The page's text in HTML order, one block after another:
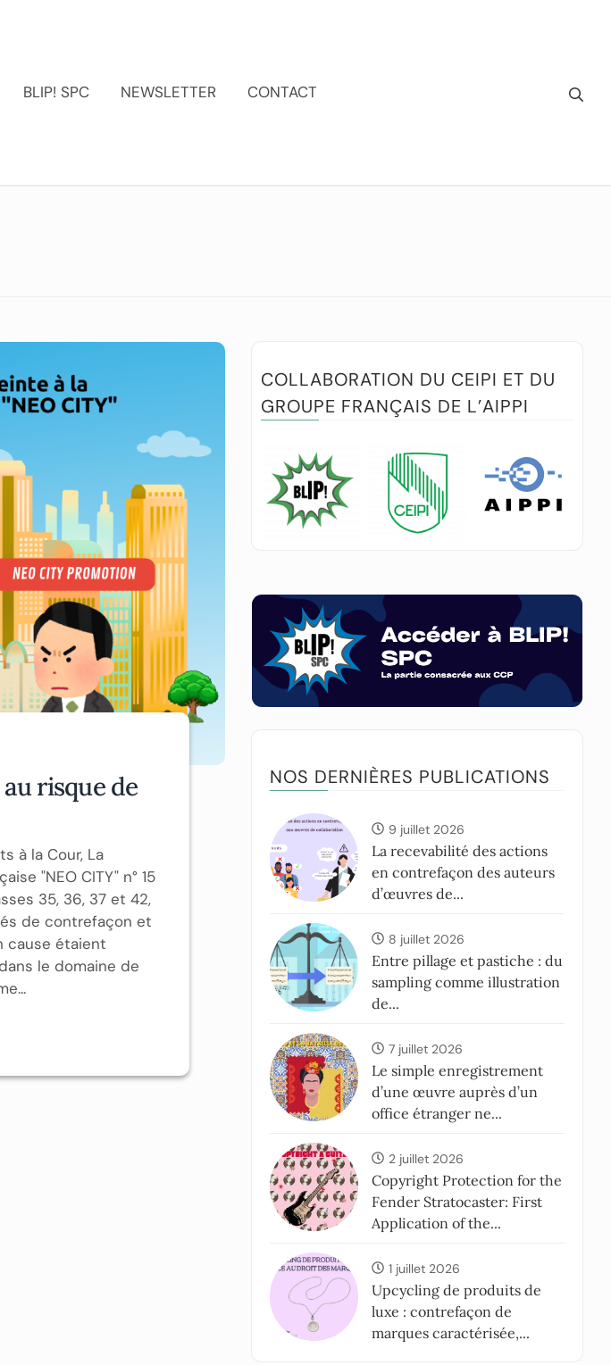
BLIP! SPC NEWSLETTER CONTACT
risque de
à la Cour, La
"NEO CITY" n° 15
35, 36, 37 et 42,
de contrefaçon et
cause étaient
le domaine de
COLLABORATION DU CEIPI ET DU
GROUPE FRANÇAIS DE L’AIPPI
NOS DERNIÈRES PUBLICATIONS
9 juillet 2026
La recevabilité des actions
en contrefaçon des auteurs
d’œuvres de...
8 juillet 2026
Entre pillage et pastiche : du
sampling comme illustration
de...
7 juillet 2026
Le simple enregistrement
d’une œuvre auprès d’un
office étranger ne...
2 juillet 2026
Copyright Protection for the
Fender Stratocaster: First
Application of the...
1 juillet 2026
Upcycling de produits de
luxe : contrefaçon de
marques caractérisée,...